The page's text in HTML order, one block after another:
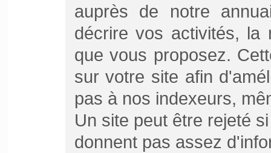
auprès de notre
décrire vos activités, la
que vous proposez.
sur votre site afin
pas à nos indexeurs,
Un site peut être rejeté
donnent pas assez